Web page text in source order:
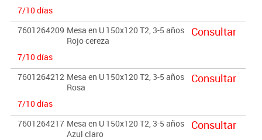
7/10 días
7601264209 Mesa en U 150x120 T2, 3-5 años
Rojo cereza
7/10 días
Consultar
7601264212 Mesa en U 150x120 T2, 3-5 años
Rosa
7/10 días
Consultar
7601264217 Mesa en U 150x120 T2, 3-5 años
Azul claro
Consultar